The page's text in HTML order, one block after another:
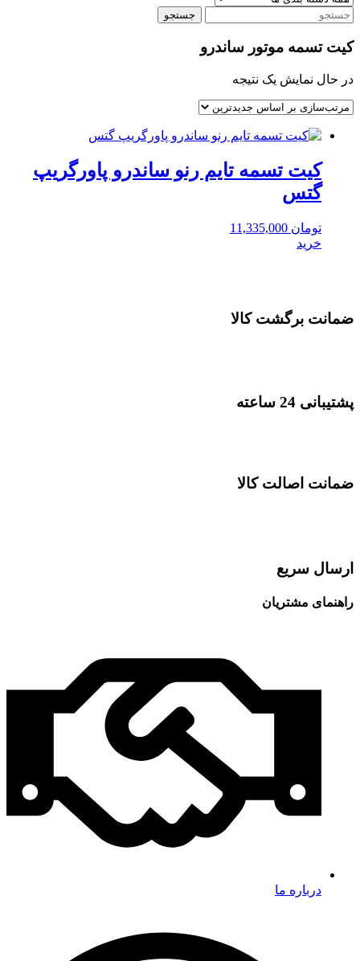
جستجو
کیت تسمه موتور ساندرو
در حال نمایش یک نتیجه
کیت تسمه تایم رنو ساندرو پاورگریپ
گتس
تومان
خرید
ضمانت برگشت کالا
پشتیبانی 24 ساعته
ضمانت اصالت کالا
ارسال سریع
راهنمای مشتریان
درباره ما